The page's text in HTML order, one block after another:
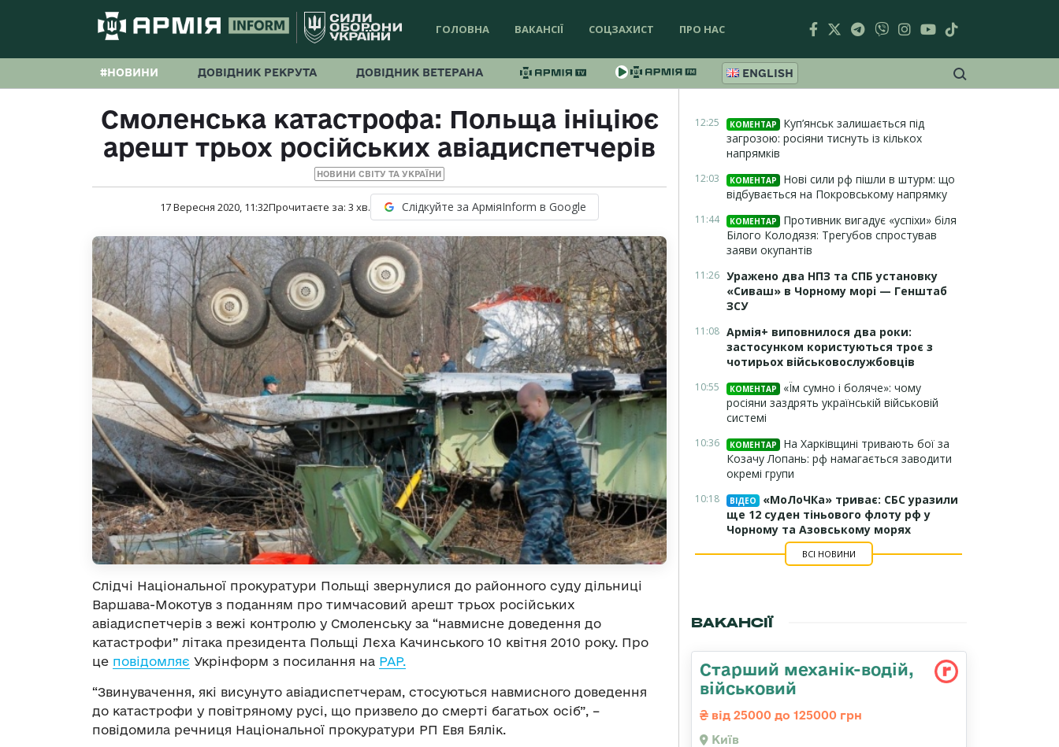
ГОЛОВНА ВАКАНСІЇ СОЦЗАХИСТ ПРО НАС
#НОВИНИ ДОВІДНИК РЕКРУТА ДОВІДНИК ВЕТЕРАНА ENGLISH
Смоленська катастрофа: Польща ініціює
арешт трьох російських авіадиспетчерів
НОВИНИ СВІТУ ТА УКРАЇНИ
17 Вересня 2020, 11:32Прочитаєте за: 3 хв. Слідкуйте за АрміяInform в Google
Слідчі Національної прокуратури Польщі звернулися до районного суду дільниці
Варшава-Мокотув з поданням про тимчасовий арешт трьох російських
авіадиспетчерів з вежі контролю у Смоленську за “навмисне доведення до
катастрофи” літака президента Польщі Лєха Качинського 10 квітня 2010 року. Про
це повідомляє Укрінформ з посилання на РАР.
“Звинувачення, які висунуто авіадиспетчерам, стосуються навмисного доведення
до катастрофи у повітряному русі, що призвело до смерті багатьох осіб”, –
повідомила речниця Національної прокуратури РП Евя Бялік.
12:25 КОМЕНТАР
Куп’янськ залишається під
загрозою: росіяни тиснуть із кількох
напрямків
12:03 КОМЕНТАР
Нові сили рф пішли в штурм: що
відбувається на Покровському напрямку
11:44 КОМЕНТАР
Противник вигадує «успіхи» біля
Білого Колодязя: Трегубов спростував
заяви окупантів
11:26 Уражено два НПЗ та СПБ установку
«Сиваш» в Чорному морі — Генштаб
ЗСУ
11:08 Армія+ виповнилося два роки:
застосунком користуються троє з
чотирьох військовослужбовців
10:55 КОМЕНТАР
«Їм сумно і боляче»: чому
росіяни заздрять українській військовій
системі
10:36 КОМЕНТАР
На Харківщині тривають бої за
Козачу Лопань: рф намагається заводити
окремі групи
10:18 ВІДЕО
«МоЛоЧКа» триває: СБС уразили
ще 12 суден тіньового флоту рф у
Чорному та Азовському морях
ВСІ НОВИНИ
ВАКАНСІЇ
Стаpший механік-водій,
військовий
від 25000 до 125000 грн
Київ